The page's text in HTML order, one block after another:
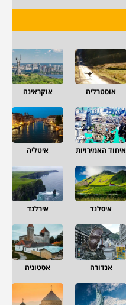
אוסטרליה אוקראינה
איחוד האמירויות איטליה
איסלנד אירלנד
אנדורה אסטוניה